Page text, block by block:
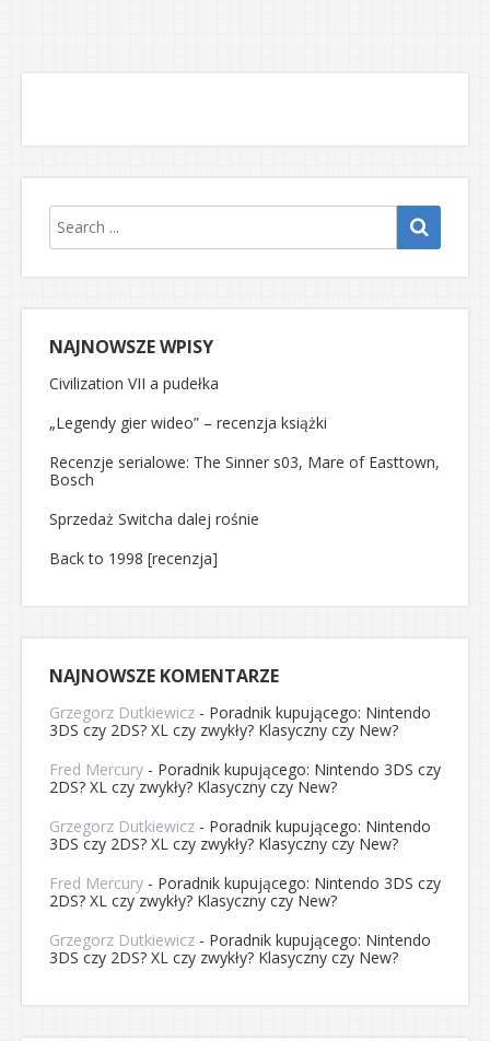
NAJNOWSZE WPISY
Civilization VII a pudełka
„Legendy gier wideo” – recenzja książki
Recenzje serialowe: The Sinner s03, Mare of Easttown,
Bosch
Sprzedaż Switcha dalej rośnie
Back to 1998 [recenzja]
NAJNOWSZE KOMENTARZE
Grzegorz Dutkiewicz - Poradnik kupującego: Nintendo
3DS czy 2DS? XL czy zwykły? Klasyczny czy New?
Fred Mercury - Poradnik kupującego: Nintendo 3DS czy
2DS? XL czy zwykły? Klasyczny czy New?
Grzegorz Dutkiewicz - Poradnik kupującego: Nintendo
3DS czy 2DS? XL czy zwykły? Klasyczny czy New?
Fred Mercury - Poradnik kupującego: Nintendo 3DS czy
2DS? XL czy zwykły? Klasyczny czy New?
Grzegorz Dutkiewicz - Poradnik kupującego: Nintendo
3DS czy 2DS? XL czy zwykły? Klasyczny czy New?